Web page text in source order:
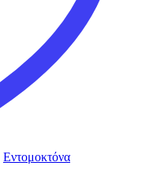
Εντομοκτόνα